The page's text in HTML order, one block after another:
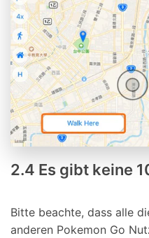
2.4 Es gibt keine
Bitte beachte, dass alle
anderen Pokemon Go